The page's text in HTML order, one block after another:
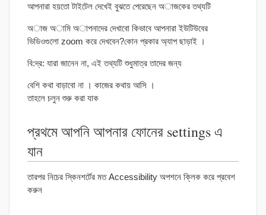
আপনারা হয়তো টাইটেল দেখেই বুঝতে পেরেছেন অাজকের তথ্যটি
অাজ অামি অাপনাদের দেখাবো কিভাবে আপনারা ইউটিউবের
ভিডিওগুলো zoom করে দেখবেন?কোন প্রকার অ্যাপ ছাড়াই ।
বি:দ্র: যারা জানেন না, এই তথ্যটি শুধুমাত্র তাদের জন্য
বেশি কথা বাড়াবো না । কাজের কথায় আসি ।
তাহলে চলুন শুরু করা যাক
প্রথমে আপনি আপনার ফোনের settings এ
যান
তারপর নিচের স্কিনশর্টের মত Accessibility অপশনে ক্লিক করে প্রবেশ
করুন